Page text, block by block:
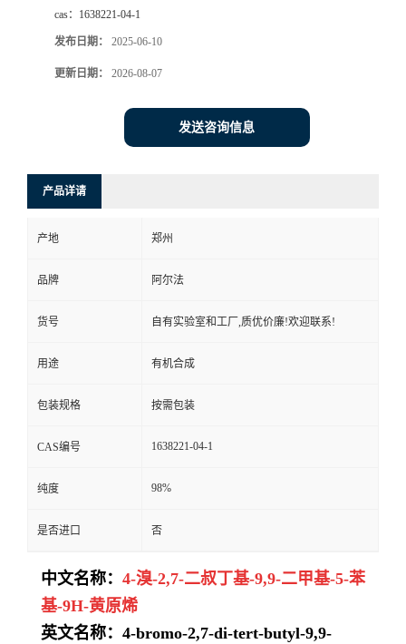
cas： 1638221-04-1
发布日期： 2025-06-10
更新日期： 2026-08-07
发送咨询信息
产品详请
产地 郑州
品牌 阿尔法
货号 自有实验室和工厂,质优价廉!欢迎联系!
用途 有机合成
包装规格 按需包装
CAS编号 1638221-04-1
纯度 98%
是否进口 否
中文名称： 4-溴-2,7-二叔丁基-9,9-二甲基-5-苯
基-9H-黄原烯
英文名称：4-bromo-2,7-di-tert-butyl-9,9-